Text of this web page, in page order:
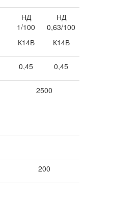
НД
1/100
К14В
НД
0,63/100
К14В
0,45 0,45
2500
200